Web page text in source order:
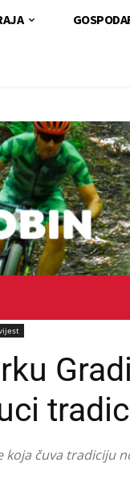
čuva tradiciju